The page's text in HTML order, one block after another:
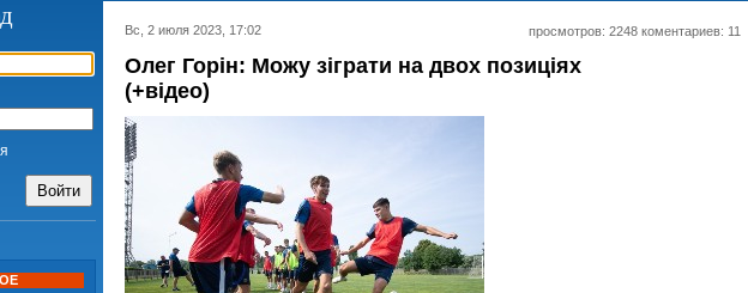
Вс, 2 июля 2023, 17:02 просмотров: 2248 коментариев: 11
Олег Горін: Можу зіграти на двох позиціях
(+відео)
Войти